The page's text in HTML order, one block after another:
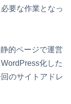
要な作業となっ
的ページで運営
化した
のサイトアドレ